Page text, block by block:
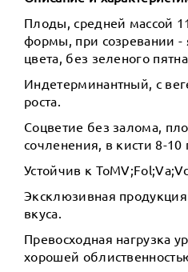
Плоды, средней массой
формы, при созревании -
цвета, без зеленого
Индетерминантный, с
роста.
Соцветие без залома,
сочленения, в кисти 8-10
Устойчив к
Эксклюзивная продукция
вкуса.
Превосходная нагрузка
хорошей